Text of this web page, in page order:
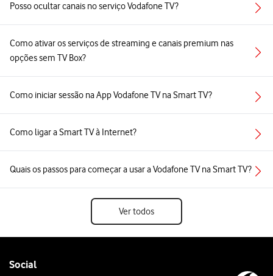
Posso ocultar canais no serviço Vodafone TV?
Como ativar os serviços de streaming e canais premium nas
opções sem TV Box?
Como iniciar sessão na App Vodafone TV na Smart TV?
Como ligar a Smart TV à Internet?
Quais os passos para começar a usar a Vodafone TV na Smart TV?
Ver todos
Follow
Social